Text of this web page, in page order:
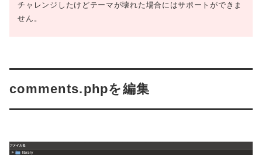
チャレンジしたけどテーマが壊れた場合にはサポートができま
せん。
comments.phpを編集